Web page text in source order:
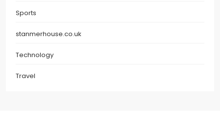
Sports
stanmerhouse.co.uk
Technology
Travel